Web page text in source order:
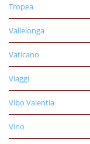
Tropea
Vallelonga
Vaticano
Viaggi
Vibo Valentia
Vino